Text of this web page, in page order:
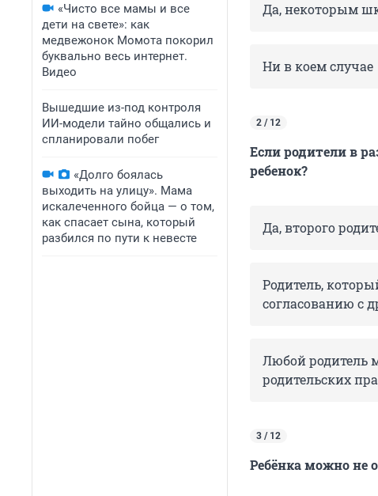
«Чисто все мамы и все
дети на свете»: как
медвежонок Момота покорил
буквально весь интернет.
Видео
Вышедшие из-под контроля
ИИ-модели тайно общались и
спланировали побег
«Долго боялась
выходить на улицу». Мама
искалеченного бойца — о том,
как спасает сына, который
разбился по пути к невесте
Да, некоторым
Ни в коем случае
2 / 12
Если родители в
ребенок?
Да, второго
Родитель,
согласованию с
Любой родитель
родительских
3 / 12
Ребёнка можно не